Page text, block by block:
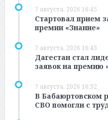
7 августа, 2026 16:45
Стартовал прием
премии «Знание»
7 августа, 2026 16:43
Дагестан стал
заявок на премию
7 августа, 2026 16:32
В Бабаюртовском
СВО помогли с